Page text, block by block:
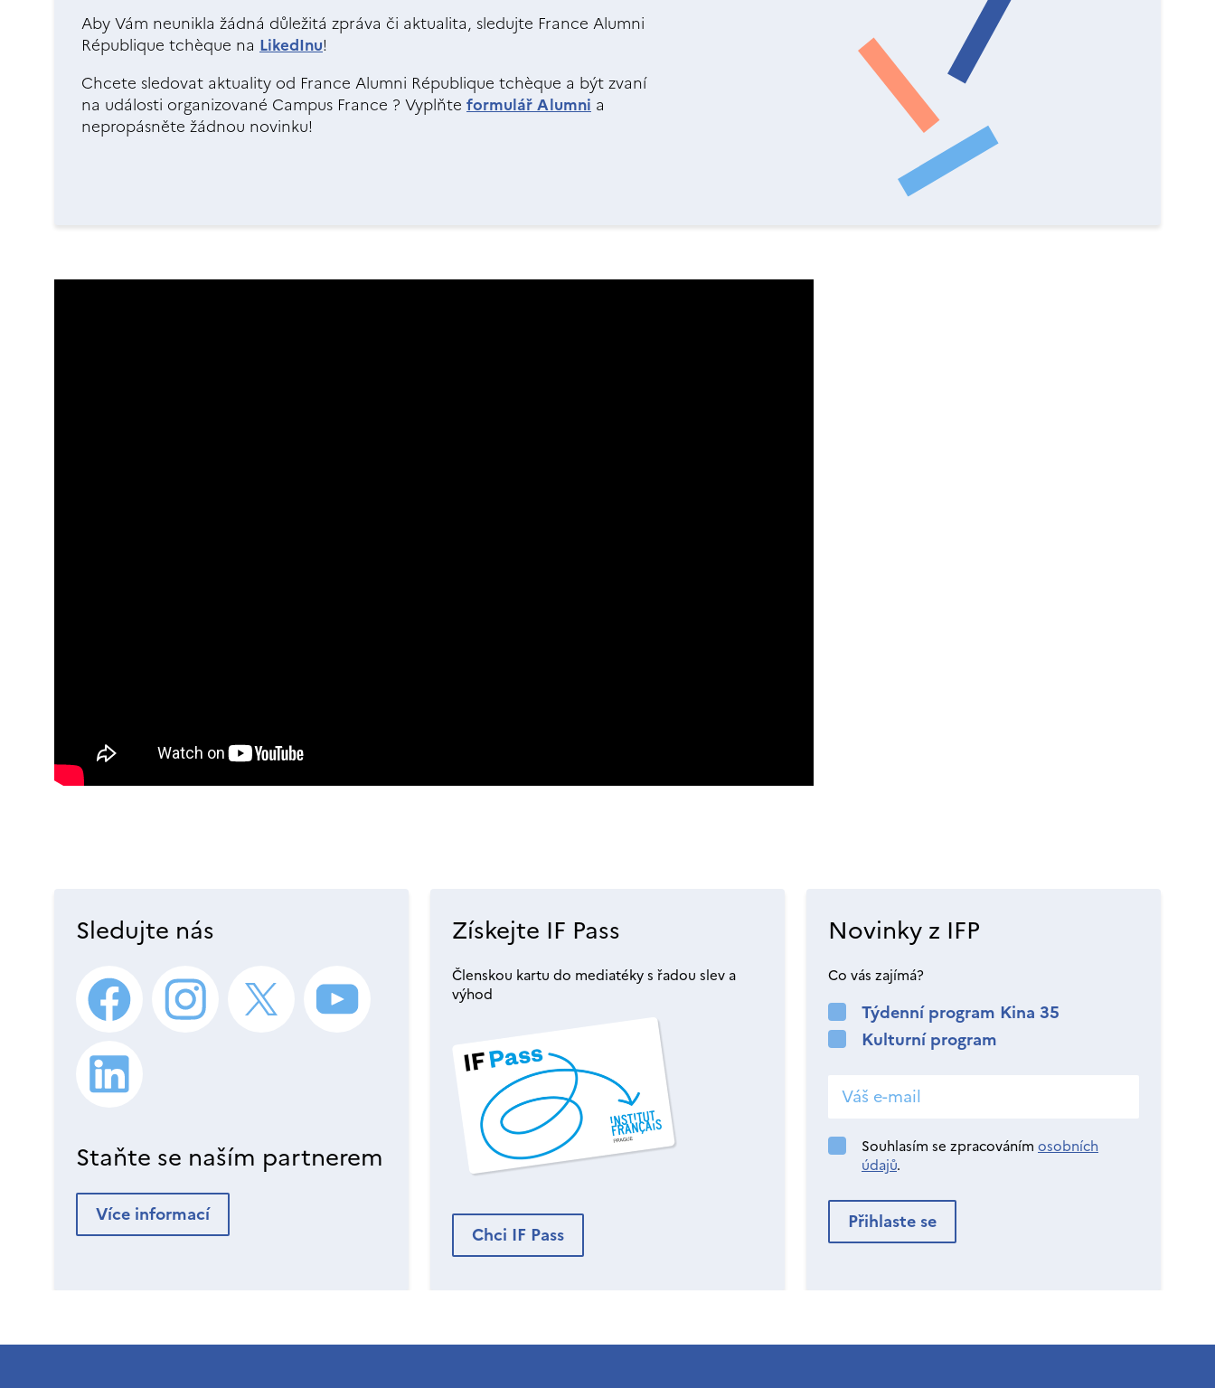
Aby Vám neunikla žádná důležitá zpráva či aktualita, sledujte France Alumni
République tchèque na LikedInu!
Chcete sledovat aktuality od France Alumni République tchèque a být zvaní
na události organizované Campus France ? Vyplňte formulář Alumni a
nepropásněte žádnou novinku!
Sledujte nás
Staňte se naším partnerem
Více informací
Získejte IF Pass
Členskou kartu do mediatéky s řadou slev a
výhod
Chci IF Pass
Novinky z IFP
Co vás zajímá?
Týdenní program Kina 35
Kulturní program
Souhlasím se zpracováním osobních
údajů.